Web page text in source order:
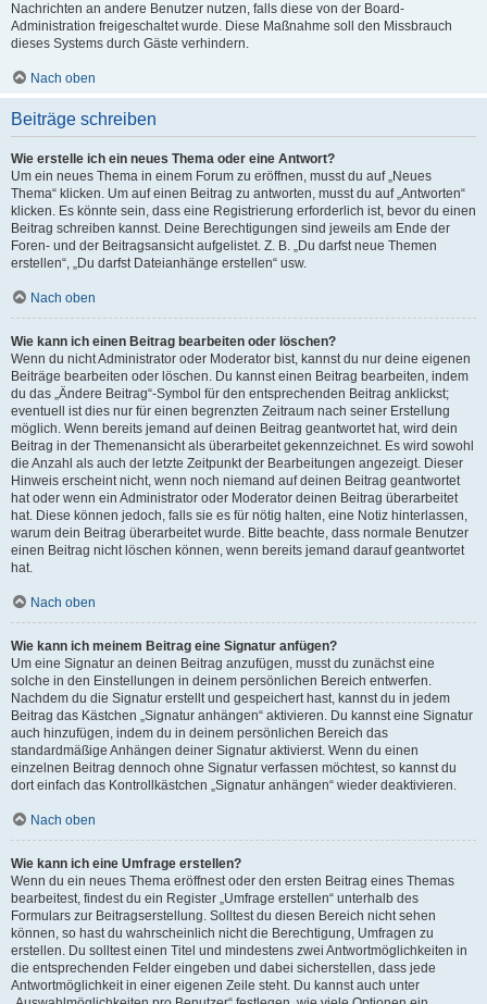
Nachrichten an andere Benutzer nutzen, falls diese von der Board-
Administration freigeschaltet wurde. Diese Maßnahme soll den Missbrauch
dieses Systems durch Gäste verhindern.
Nach oben
Beiträge schreiben
Wie erstelle ich ein neues Thema oder eine Antwort?
Um ein neues Thema in einem Forum zu eröffnen, musst du auf „Neues
Thema“ klicken. Um auf einen Beitrag zu antworten, musst du auf „Antworten“
klicken. Es könnte sein, dass eine Registrierung erforderlich ist, bevor du einen
Beitrag schreiben kannst. Deine Berechtigungen sind jeweils am Ende der
Foren- und der Beitragsansicht aufgelistet. Z. B. „Du darfst neue Themen
erstellen“, „Du darfst Dateianhänge erstellen“ usw.
Nach oben
Wie kann ich einen Beitrag bearbeiten oder löschen?
Wenn du nicht Administrator oder Moderator bist, kannst du nur deine eigenen
Beiträge bearbeiten oder löschen. Du kannst einen Beitrag bearbeiten, indem
du das „Ändere Beitrag“-Symbol für den entsprechenden Beitrag anklickst;
eventuell ist dies nur für einen begrenzten Zeitraum nach seiner Erstellung
möglich. Wenn bereits jemand auf deinen Beitrag geantwortet hat, wird dein
Beitrag in der Themenansicht als überarbeitet gekennzeichnet. Es wird sowohl
die Anzahl als auch der letzte Zeitpunkt der Bearbeitungen angezeigt. Dieser
Hinweis erscheint nicht, wenn noch niemand auf deinen Beitrag geantwortet
hat oder wenn ein Administrator oder Moderator deinen Beitrag überarbeitet
hat. Diese können jedoch, falls sie es für nötig halten, eine Notiz hinterlassen,
warum dein Beitrag überarbeitet wurde. Bitte beachte, dass normale Benutzer
einen Beitrag nicht löschen können, wenn bereits jemand darauf geantwortet
hat.
Nach oben
Wie kann ich meinem Beitrag eine Signatur anfügen?
Um eine Signatur an deinen Beitrag anzufügen, musst du zunächst eine
solche in den Einstellungen in deinem persönlichen Bereich entwerfen.
Nachdem du die Signatur erstellt und gespeichert hast, kannst du in jedem
Beitrag das Kästchen „Signatur anhängen“ aktivieren. Du kannst eine Signatur
auch hinzufügen, indem du in deinem persönlichen Bereich das
standardmäßige Anhängen deiner Signatur aktivierst. Wenn du einen
einzelnen Beitrag dennoch ohne Signatur verfassen möchtest, so kannst du
dort einfach das Kontrollkästchen „Signatur anhängen“ wieder deaktivieren.
Nach oben
Wie kann ich eine Umfrage erstellen?
Wenn du ein neues Thema eröffnest oder den ersten Beitrag eines Themas
bearbeitest, findest du ein Register „Umfrage erstellen“ unterhalb des
Formulars zur Beitragserstellung. Solltest du diesen Bereich nicht sehen
können, so hast du wahrscheinlich nicht die Berechtigung, Umfragen zu
erstellen. Du solltest einen Titel und mindestens zwei Antwortmöglichkeiten in
die entsprechenden Felder eingeben und dabei sicherstellen, dass jede
Antwortmöglichkeit in einer eigenen Zeile steht. Du kannst auch unter